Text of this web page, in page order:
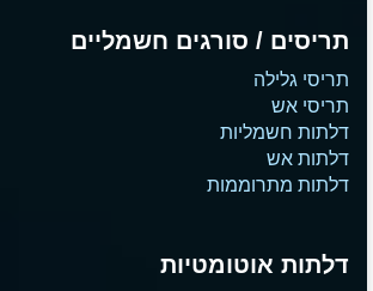
תריסים / סורגים חשמליים
תריסי גלילה
תריסי אש
דלתות חשמליות
דלתות אש
דלתות מתרוממות
דלתות אוטומטיות